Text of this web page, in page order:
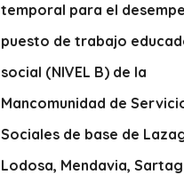
temporal para el
puesto de trabajo
social (NIVEL B) de la
Mancomunidad de
Sociales de base de
Lodosa, Mendavia,